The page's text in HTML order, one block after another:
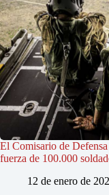
El Comisario de
fuerza de 100.000
12 de enero de